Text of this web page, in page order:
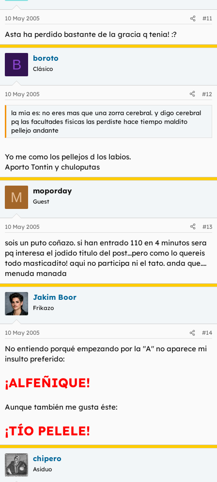
10 May 2005 #11
Asta ha perdido bastante de la gracia q tenia! :?
B boroto
Clásico
10 May 2005 #12
la mia es: no eres mas que una zorra cerebral. y digo cerebral
pq las facultades fisicas las perdiste hace tiempo maldito
pellejo andante
Yo me como los pellejos d los labios.
Aporto Tontin y chuloputas
M moporday
Guest
10 May 2005 #13
sois un puto coñazo. si han entrado 110 en 4 minutos sera
pq interesa el jodido titulo del post...pero como lo quereis
todo masticadito! aqui no participa ni el tato. anda que....
menuda manada
Jakim Boor
Frikazo
10 May 2005 #14
No entiendo porqué empezando por la "A" no aparece mi
insulto preferido:
¡ALFEÑIQUE!
Aunque también me gusta éste:
¡TÍO PELELE!
chipero
Asiduo